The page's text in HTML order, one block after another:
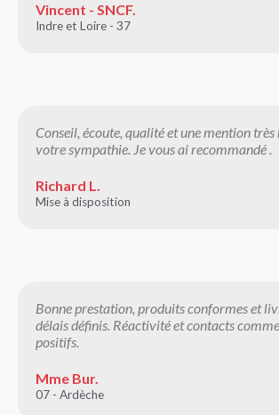
Vincent - SNCF.
Indre et Loire - 37
Conseil, écoute, qualité et une mention
votre sympathie. Je vous ai recommandé .
Richard L.
Mise à disposition
Bonne prestation, produits conformes et
délais définis. Réactivité et contacts
positifs.
Mme Bur.
07 - Ardèche